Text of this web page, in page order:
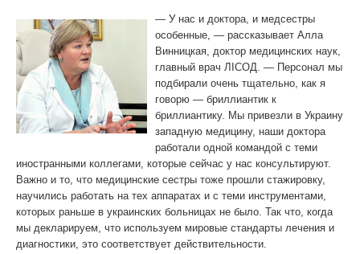
— У нас и доктора, и медсестры
особенные, — рассказывает Алла
Винницкая, доктор медицинских наук,
главный врач ЛІСОД. — Персонал мы
подбирали очень тщательно, как я
говорю — бриллиантик к
бриллиантику. Мы привезли в Украину
западную медицину, наши доктора
работали одной командой с теми
иностранными коллегами, которые сейчас у нас консультируют.
Важно и то, что медицинские сестры тоже прошли стажировку,
научились работать на тех аппаратах и с теми инструментами,
которых раньше в украинских больницах не было. Так что, когда
мы декларируем, что используем мировые стандарты лечения и
диагностики, это соответствует действительности.